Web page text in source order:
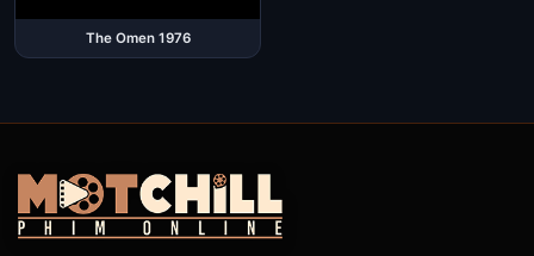
The Omen 1976